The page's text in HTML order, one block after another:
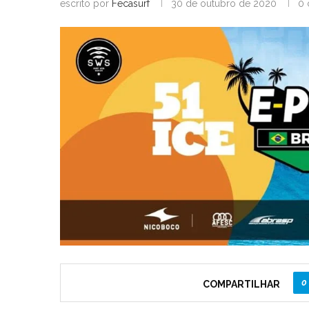
escrito por Fecasurf 30 de outubro de 2020 0
COMPARTILHAR 0